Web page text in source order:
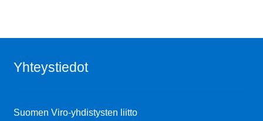
Yhteystiedot
Suomen Viro-yhdistysten liitto